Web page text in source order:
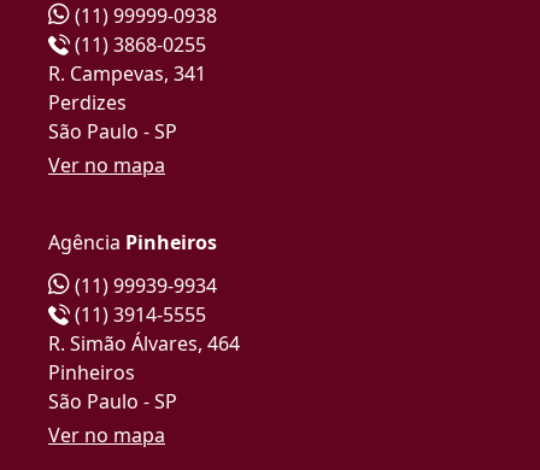
(11) 99999-0938
(11) 3868-0255
R. Campevas, 341
Perdizes
São Paulo - SP
Ver no mapa
Agência Pinheiros
(11) 99939-9934
(11) 3914-5555
R. Simão Álvares, 464
Pinheiros
São Paulo - SP
Ver no mapa